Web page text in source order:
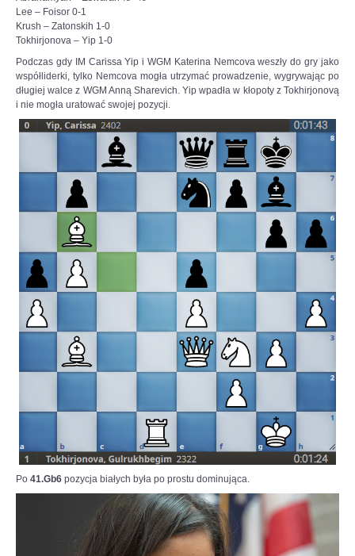
Lee – Foisor 0-1
Krush – Zatonskih 1-0
Tokhirjonova – Yip 1-0
Podczas gdy IM Carissa Yip i WGM Katerina Nemcova weszły do gry jako
współliderki, tylko Nemcova mogła utrzymać prowadzenie, wygrywając po
długiej walce z WGM Anną Sharevich. Yip wpadła w kłopoty z Tokhirjonovą
i nie mogła uratować swojej pozycji.
Po 41.Gb6 pozycja białych była po prostu dominująca.